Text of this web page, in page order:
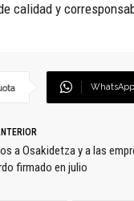
calidad y
WhatsApp
a Osakidetza y a las
firmado en julio